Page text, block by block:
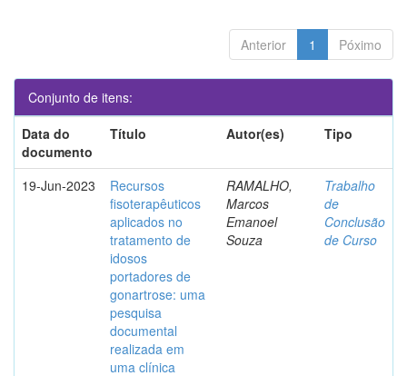
Anterior 1 Póximo
Conjunto de itens:
Data do
documento
Título Autor(es) Tipo
19-Jun-2023
Recursos
fisoterapêuticos
aplicados no
tratamento de
idosos
portadores de
gonartrose: uma
pesquisa
documental
realizada em
uma clínica
RAMALHO,
Marcos
Emanoel
Souza
Trabalho
de
Conclusão
de Curso